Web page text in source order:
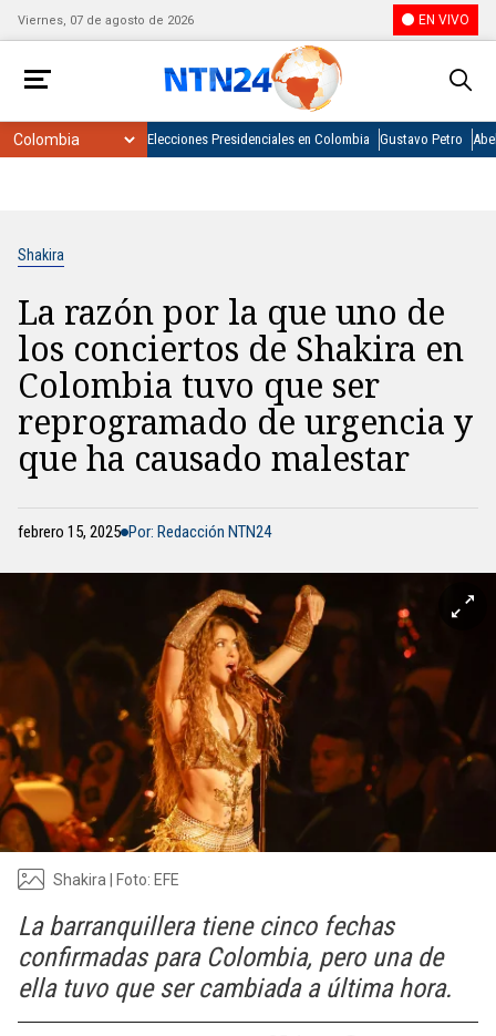
Viernes, 07 de agosto de 2026 EN VIVO
Elecciones Presidenciales en Colombia Gustavo Petro
Shakira
La razón por la que uno de
los conciertos de Shakira en
Colombia tuvo que ser
reprogramado de urgencia y
que ha causado malestar
febrero 15, 2025 Por: Redacción NTN24
Shakira | Foto: EFE
La barranquillera tiene cinco fechas
confirmadas para Colombia, pero una de
ella tuvo que ser cambiada a última hora.